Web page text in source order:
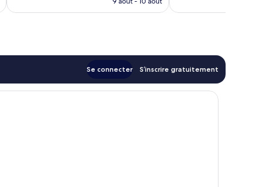
Se connecter S’inscrire gratuitement